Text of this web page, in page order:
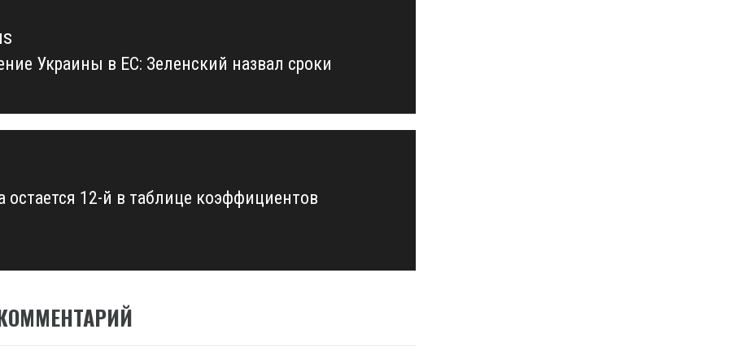
Украины в ЕС: Зеленский назвал сроки
остается 12-й в таблице коэффициентов